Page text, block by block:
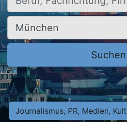
Ort, Stadt
Suchen
Journalismus, PR, Medien,